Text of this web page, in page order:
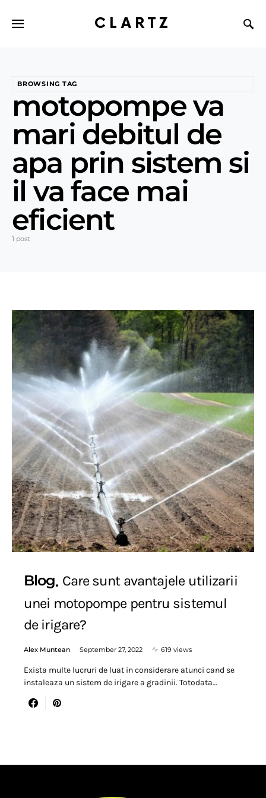
CLARTZ
BROWSING TAG
motopompe va
mari debitul de
apa prin sistem si
il va face mai
eficient
1 post
Blog Care sunt avantajele utilizarii
unei motopompe pentru sistemul
de irigare?
Alex Muntean September 27, 2022 619 views
Exista multe lucruri de luat in considerare atunci cand se
instaleaza un sistem de irigare a gradinii. Totodata…